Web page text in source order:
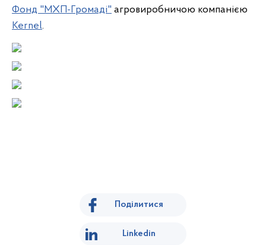
Фонд "МХП-Громаді" агровиробничою компанією
Kernel.
Поділитися
Linkedin